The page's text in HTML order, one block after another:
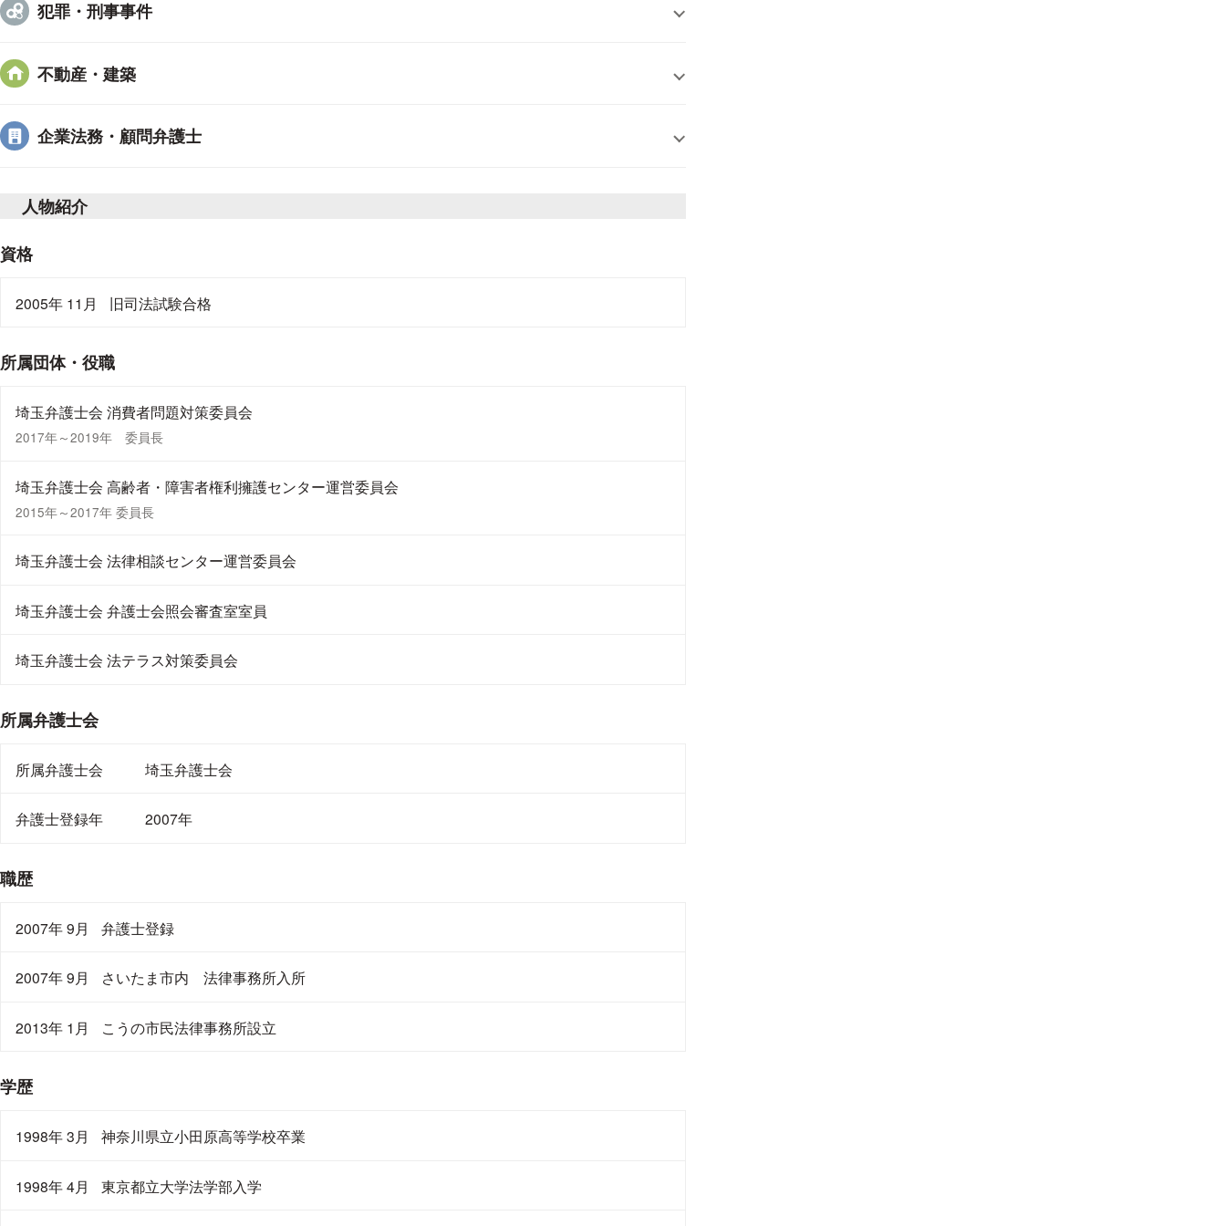
犯罪・刑事事件
不動産・建築
企業法務・顧問弁護士
人物紹介
資格
2005年 11月 旧司法試験合格
所属団体・役職
埼玉弁護士会 消費者問題対策委員会
2017年～2019年 委員長
埼玉弁護士会 高齢者・障害者権利擁護センター運営委員会
2015年～2017年 委員長
埼玉弁護士会 法律相談センター運営委員会
埼玉弁護士会 弁護士会照会審査室室員
埼玉弁護士会 法テラス対策委員会
所属弁護士会
所属弁護士会 埼玉弁護士会
弁護士登録年 2007年
職歴
2007年 9月 弁護士登録
2007年 9月 さいたま市内 法律事務所入所
2013年 1月 こうの市民法律事務所設立
学歴
1998年 3月 神奈川県立小田原高等学校卒業
1998年 4月 東京都立大学法学部入学